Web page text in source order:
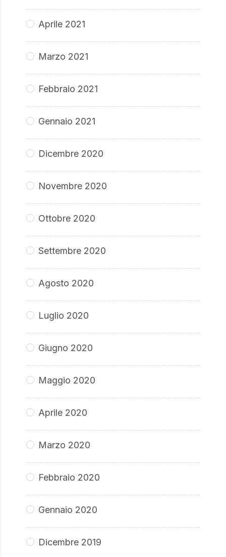
Aprile 2021
Marzo 2021
Febbraio 2021
Gennaio 2021
Dicembre 2020
Novembre 2020
Ottobre 2020
Settembre 2020
Agosto 2020
Luglio 2020
Giugno 2020
Maggio 2020
Aprile 2020
Marzo 2020
Febbraio 2020
Gennaio 2020
Dicembre 2019